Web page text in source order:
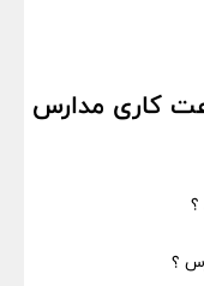
کاری مدارس